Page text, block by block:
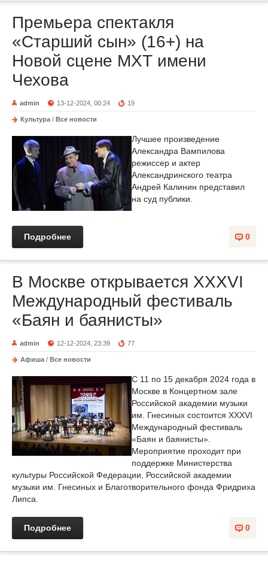
Премьера спектакля
«Старший сын» (16+) на
Новой сцене МХТ имени
Чехова
admin 13-12-2024, 00:24 19
Культура / Все новости
Лучшее произведение
Александра Вампилова
режиссер и актер
Александринского театра
Андрей Калинин представил
на суд публики.
0
Подробнее
В Москве открывается XXXVI
Международный фестиваль
«Баян и баянисты»
admin 12-12-2024, 23:39 77
Афиша / Все новости
C 11 по 15 декабря 2024 года в
Москве в Концертном зале
Российской академии музыки
им. Гнесиных состоится XXXVI
Международный фестиваль
«Баян и баянисты».
Мероприятие проходит при
поддержке Министерства
культуры Российской Федерации, Российской академии
музыки им. Гнесиных и Благотворительного фонда Фридриха
Липса.
0
Подробнее